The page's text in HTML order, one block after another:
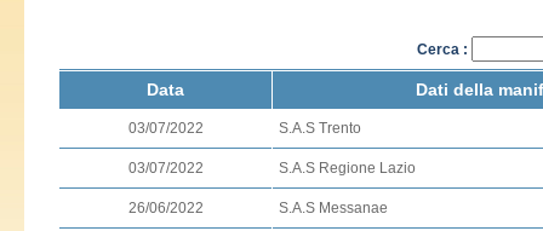
Cerca :
Data Dati della
03/07/2022 S.A.S Trento
03/07/2022 S.A.S Regione Lazio
26/06/2022 S.A.S Messanae